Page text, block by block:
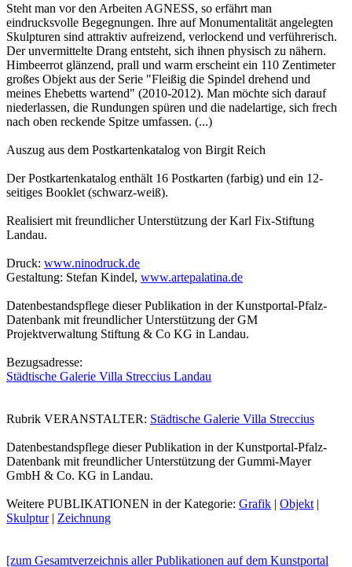
Steht man vor den Arbeiten AGNESS, so erfährt man
eindrucksvolle Begegnungen. Ihre auf Monumentalität angelegten
Skulpturen sind attraktiv aufreizend, verlockend und verführerisch.
Der unvermittelte Drang entsteht, sich ihnen physisch zu nähern.
Himbeerrot glänzend, prall und warm erscheint ein 110 Zentimeter
großes Objekt aus der Serie "Fleißig die Spindel drehend und
meines Ehebetts wartend" (2010-2012). Man möchte sich darauf
niederlassen, die Rundungen spüren und die nadelartige, sich frech
nach oben reckende Spitze umfassen. (...)
Auszug aus dem Postkartenkatalog von Birgit Reich
Der Postkartenkatalog enthält 16 Postkarten (farbig) und ein 12-
seitiges Booklet (schwarz-weiß).
Realisiert mit freundlicher Unterstützung der Karl Fix-Stiftung
Landau.
Druck: www.ninodruck.de
Gestaltung: Stefan Kindel, www.artepalatina.de
Datenbestandspflege dieser Publikation in der Kunstportal-Pfalz-
Datenbank mit freundlicher Unterstützung der GM
Projektverwaltung Stiftung & Co KG in Landau.
Bezugsadresse:
Städtische Galerie Villa Streccius Landau
Rubrik VERANSTALTER: Städtische Galerie Villa Streccius
Datenbestandspflege dieser Publikation in der Kunstportal-Pfalz-
Datenbank mit freundlicher Unterstützung der Gummi-Mayer
GmbH & Co. KG in Landau.
Weitere PUBLIKATIONEN in der Kategorie: Grafik | Objekt |
Skulptur| Zeichnung
[zum Gesamtverzeichnis aller Publikationen auf dem Kunstportal